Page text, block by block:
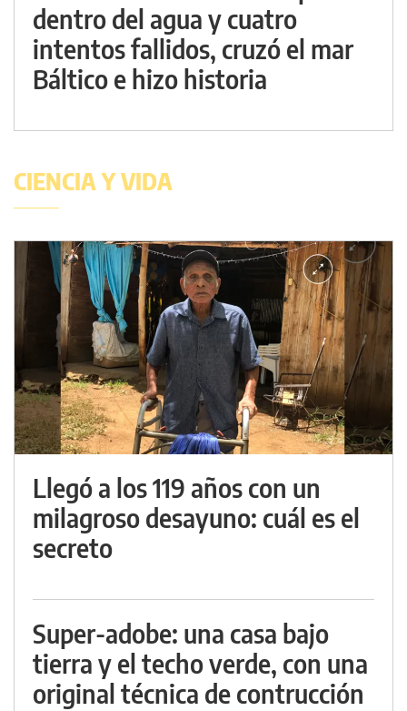
dentro del agua y cuatro
intentos fallidos, cruzó el mar
Báltico e hizo historia
CIENCIA Y VIDA
Llegó a los 119 años con un
milagroso desayuno: cuál es el
secreto
Super-adobe: una casa bajo
tierra y el techo verde, con una
original técnica de contrucción